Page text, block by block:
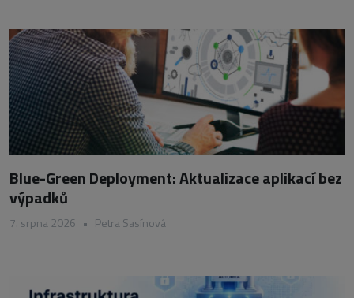
Blue-Green Deployment: Aktualizace aplikací bez
výpadků
7. srpna 2026 • Petra Sasínová